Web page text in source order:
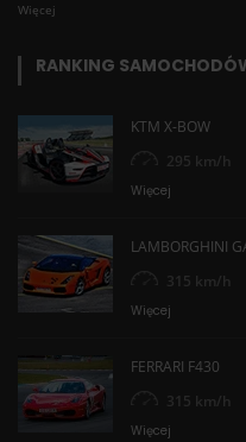
Więcej
RANKING
KTM X-BOW
295 km/h
Więcej
LAMBORGHINI
315 km/h
Więcej
FERRARI F430
315 km/h
Więcej